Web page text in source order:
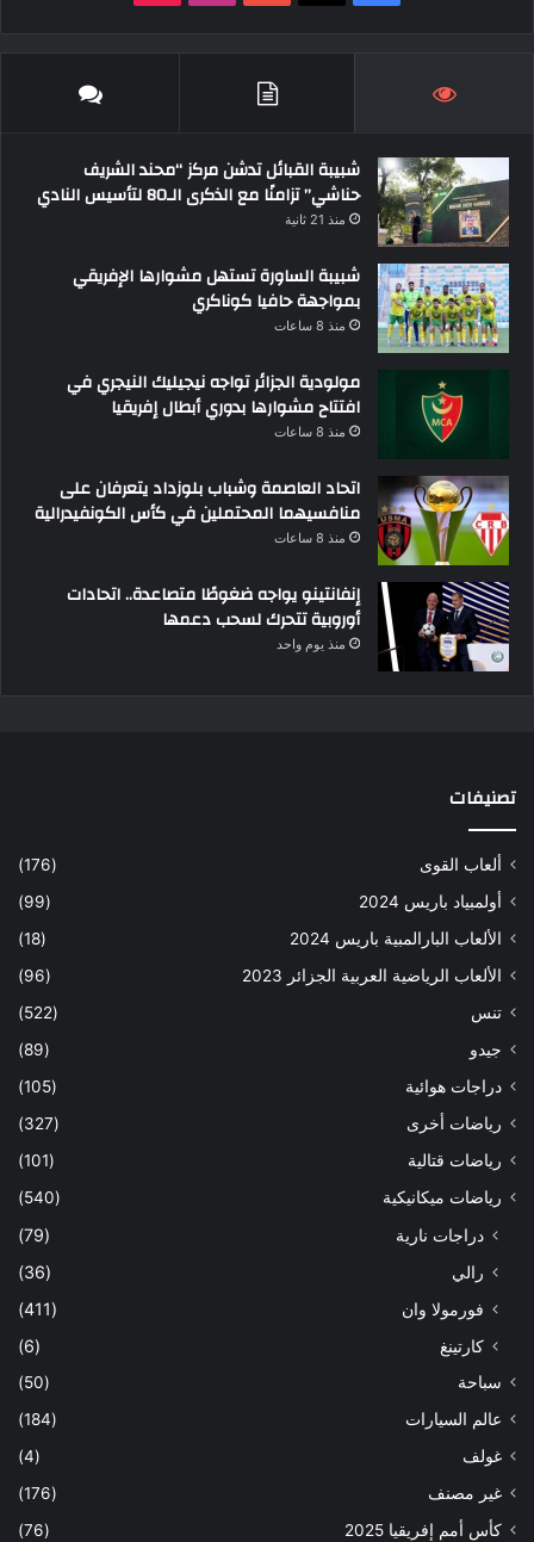
شبيبة القبائل تدشن مركز “محند الشريف
حناشي” تزامنًا مع الذكرى الـ80 لتأسيس النادي
منذ 21 ثانية
شبيبة الساورة تستهل مشوارها الإفريقي
بمواجهة حافيا كوناكري
منذ 8 ساعات
مولودية الجزائر تواجه نيجيليك النيجري في
افتتاح مشوارها بدوري أبطال إفريقيا
منذ 8 ساعات
اتحاد العاصمة وشباب بلوزداد يتعرفان على
منافسيهما المحتملين في كأس الكونفيدرالية
منذ 8 ساعات
إنفانتينو يواجه ضغوطًا متصاعدة.. اتحادات
أوروبية تتحرك لسحب دعمها
منذ يوم واحد
تصنيفات
ألعاب القوى
(176)
أولمبياد باريس 2024
(99)
الألعاب البارالمبية باريس 2024
(18)
الألعاب الرياضية العربية الجزائر 2023
(96)
تنس
(522)
جيدو
(89)
دراجات هوائية
(105)
رياضات أخرى
(327)
رياضات قتالية
(101)
رياضات ميكانيكية
(540)
دراجات نارية
(79)
رالي
(36)
فورمولا وان
(411)
كارتينغ
(6)
سباحة
(50)
عالم السيارات
(184)
غولف
(4)
غير مصنف
(176)
كأس أمم إفريقيا 2025
(76)